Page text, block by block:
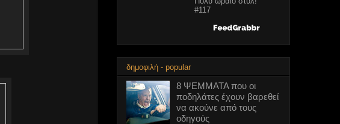
Πολύ ωραίο στυλ!
Πολύ ωραίο στυλ!
#116
δημοφιλή - popular
8 ΨΕΜΜΑΤΑ που οι
ποδηλάτες έχουν βαρεθεί
να ακούνε από τους
οδηγούς